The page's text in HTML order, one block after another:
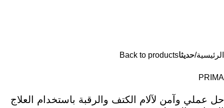
الرئيسية حديثاBack to products
PRIMA
حل عملي وآمن لآلام الكتف والرقبة باستخدام العلاج